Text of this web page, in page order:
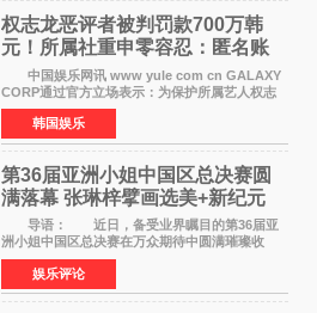
权志龙恶评者被判罚款700万韩
元！所属社重申零容忍：匿名账
号也难逃刑责
中国娱乐网讯 www yule com cn GALAXY
CORP通过官方立场表示：为保护所属艺人权志
龙的名誉和权益，将持续对网络上发生的名誉损
害、散布虚假事实、侮辱、恶意诽谤等行为采取
法律应对措施。
韩国娱乐
第36届亚洲小姐中国区总决赛圆
满落幕 张琳梓擘画选美+新纪元
导语： 近日，备受业界瞩目的第36届亚
洲小姐中国区总决赛在万众期待中圆满璀璨收
官。整场盛典汇聚万千芳华，不仅完成了新一届
美丽代言人的加冕选拔，更在行业发展层面带来
颠覆性突破。活动
娱乐评论